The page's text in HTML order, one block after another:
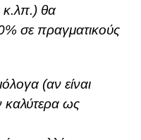
κ.λπ.) θα
σε πραγματικούς
(αν είναι
καλύτερα ως